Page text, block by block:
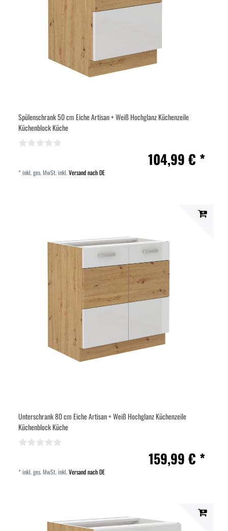
Spülenschrank 50 cm Eiche Artisan + Weiß Hochglanz Küchenzeile
Küchenblock Küche
104,99 € *
*inkl. ges. MwSt.inkl.Versand nach DE
Unterschrank 80 cm Eiche Artisan + Weiß Hochglanz Küchenzeile
Küchenblock Küche
159,99 € *
*inkl. ges. MwSt.inkl.Versand nach DE